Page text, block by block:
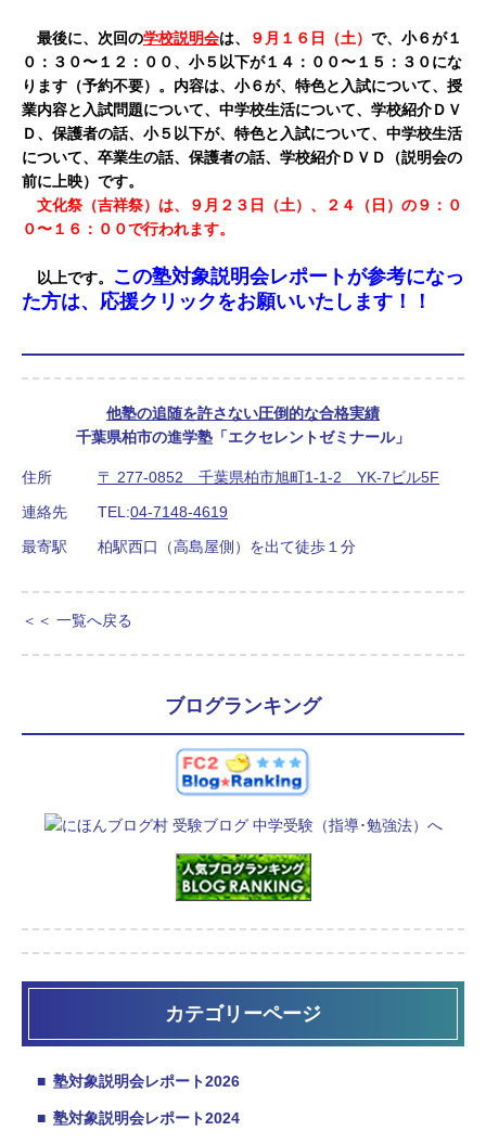
最後に、次回の学校説明会は、 ９月１６日（土） で、小６が１
０：３０〜１２：００、小５以下が１４：００〜１５：３０にな
ります（予約不要）。内容は、小６が、特色と入試について、授
業内容と入試問題について、中学校生活について、学校紹介ＤＶ
Ｄ、保護者の話、小５以下が、特色と入試について、中学校生活
について、卒業生の話、保護者の話、学校紹介ＤＶＤ（説明会の
前に上映）です。
文化祭（吉祥祭）は、９月２３日（土）、２４（日）の９：０
０〜１６：００で行われます。
以上です。
この塾対象説明会レポートが参考になっ
た方は、応援クリックをお願いいたします！！
他塾の追随を許さない圧倒的な合格実績
千葉県柏市の進学塾「エクセレントゼミナール」
住所
〒 277-0852 千葉県柏市旭町1-1-2 YK-7ビル5F
連絡先
TEL:04-7148-4619
最寄駅
柏駅西口（高島屋側）を出て徒歩１分
＜＜ 一覧へ戻る
ブログランキング
カテゴリーページ
■ 塾対象説明会レポート2026
■ 塾対象説明会レポート2024